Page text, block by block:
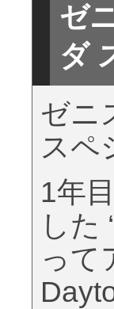
ゼ
ダ
ゼニ
スペ
1年
した
って